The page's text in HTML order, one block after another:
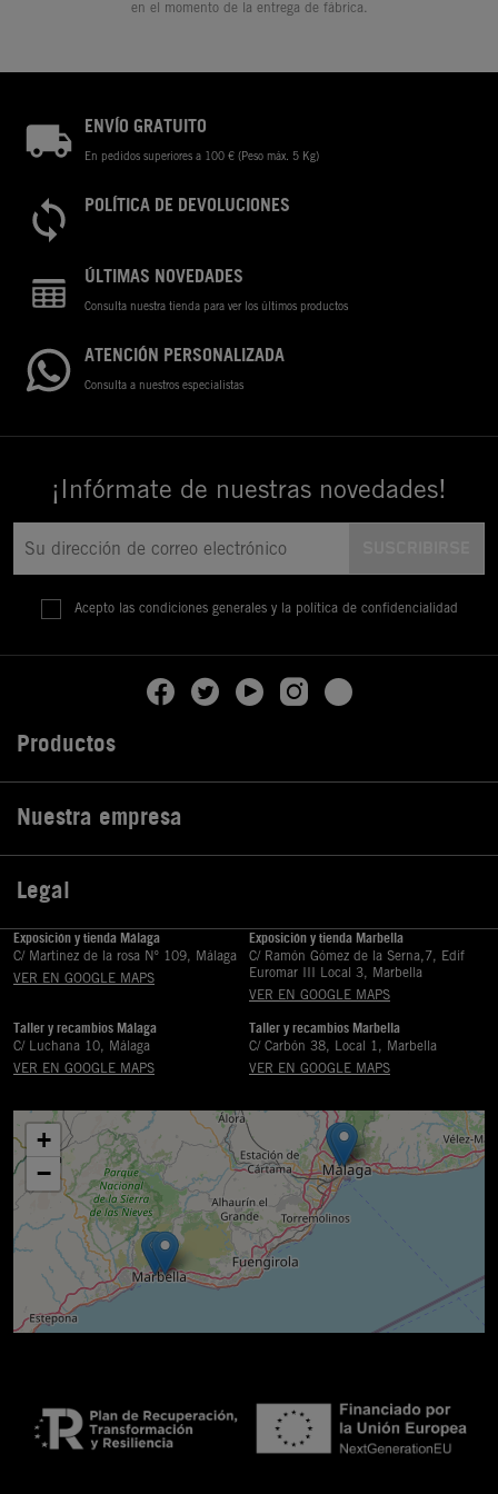
en el momento de la entrega de fábrica.
ENVÍO GRATUITO
En pedidos superiores a 100 € (Peso máx. 5 Kg)
POLÍTICA DE DEVOLUCIONES
ÚLTIMAS NOVEDADES
Consulta nuestra tienda para ver los últimos productos
ATENCIÓN PERSONALIZADA
Consulta a nuestros especialistas
¡Infórmate de nuestras novedades!
Acepto las condiciones generales y la política de confidencialidad
Productos
Nuestra empresa
Legal
Exposición y tienda Málaga
C/ Martinez de la rosa Nº 109, Málaga
VER EN GOOGLE MAPS
Exposición y tienda Marbella
C/ Ramón Gómez de la Serna,7, Edif
Euromar III Local 3, Marbella
VER EN GOOGLE MAPS
Taller y recambios Málaga
C/ Luchana 10, Málaga
VER EN GOOGLE MAPS
Taller y recambios Marbella
C/ Carbón 38, Local 1, Marbella
VER EN GOOGLE MAPS
+
−